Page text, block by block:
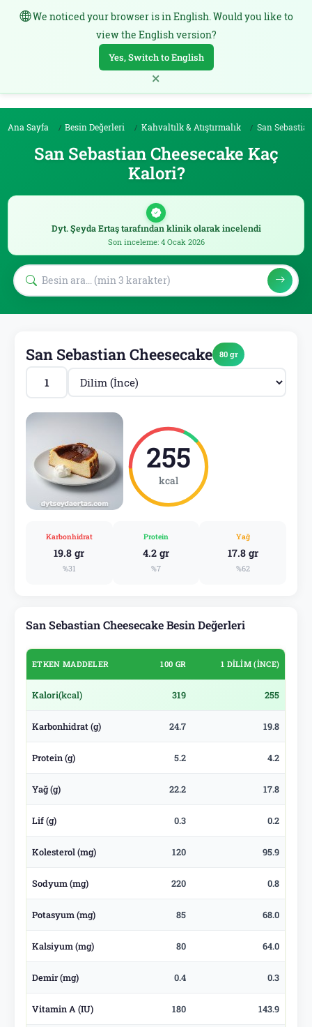
We noticed your browser is in English. Would you like to
view the English version?
Yes, Switch to English
×
TR
Ana Sayfa Besin Değerleri Kahvaltılk & Atıştırmalık San Sebastian
San Sebastian Cheesecake Kaç
Kalori?
Dyt. Şeyda Ertaş tarafından klinik olarak incelendi
Son inceleme: 4 Ocak 2026
San Sebastian Cheesecake 80 gr
255
kcal
Karbonhidrat
19.8 gr
%31
Protein
4.2 gr
%7
Yağ
17.8 gr
%62
San Sebastian Cheesecake Besin Değerleri
ETKEN MADDELER 100 GR 1 DILIM (İNCE)
Kalori(kcal) 319 255
Karbonhidrat (g) 24.7 19.8
Protein (g) 5.2 4.2
Yağ (g) 22.2 17.8
Lif (g) 0.3 0.2
Kolesterol (mg) 120 95.9
Sodyum (mg) 220 0.8
Potasyum (mg) 85 68.0
Kalsiyum (mg) 80 64.0
Demir (mg) 0.4 0.3
Vitamin A (IU) 180 143.9